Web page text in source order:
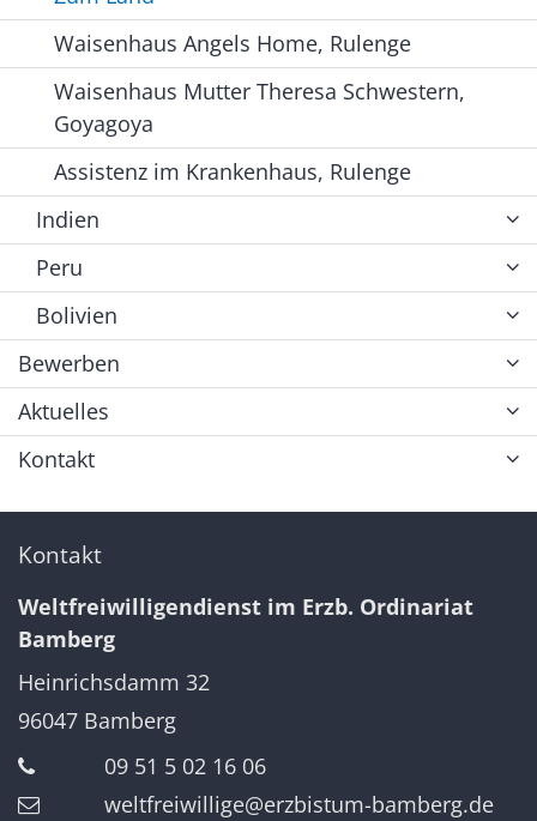
Waisenhaus Angels Home, Rulenge
Waisenhaus Mutter Theresa Schwestern,
Goyagoya
Assistenz im Krankenhaus, Rulenge
Indien
Peru
Bolivien
Bewerben
Aktuelles
Kontakt
Kontakt
Weltfreiwilligendienst im Erzb. Ordinariat
Bamberg
Heinrichsdamm 32
96047 Bamberg
09 51 5 02 16 06
weltfreiwillige@erzbistum-bamberg.de